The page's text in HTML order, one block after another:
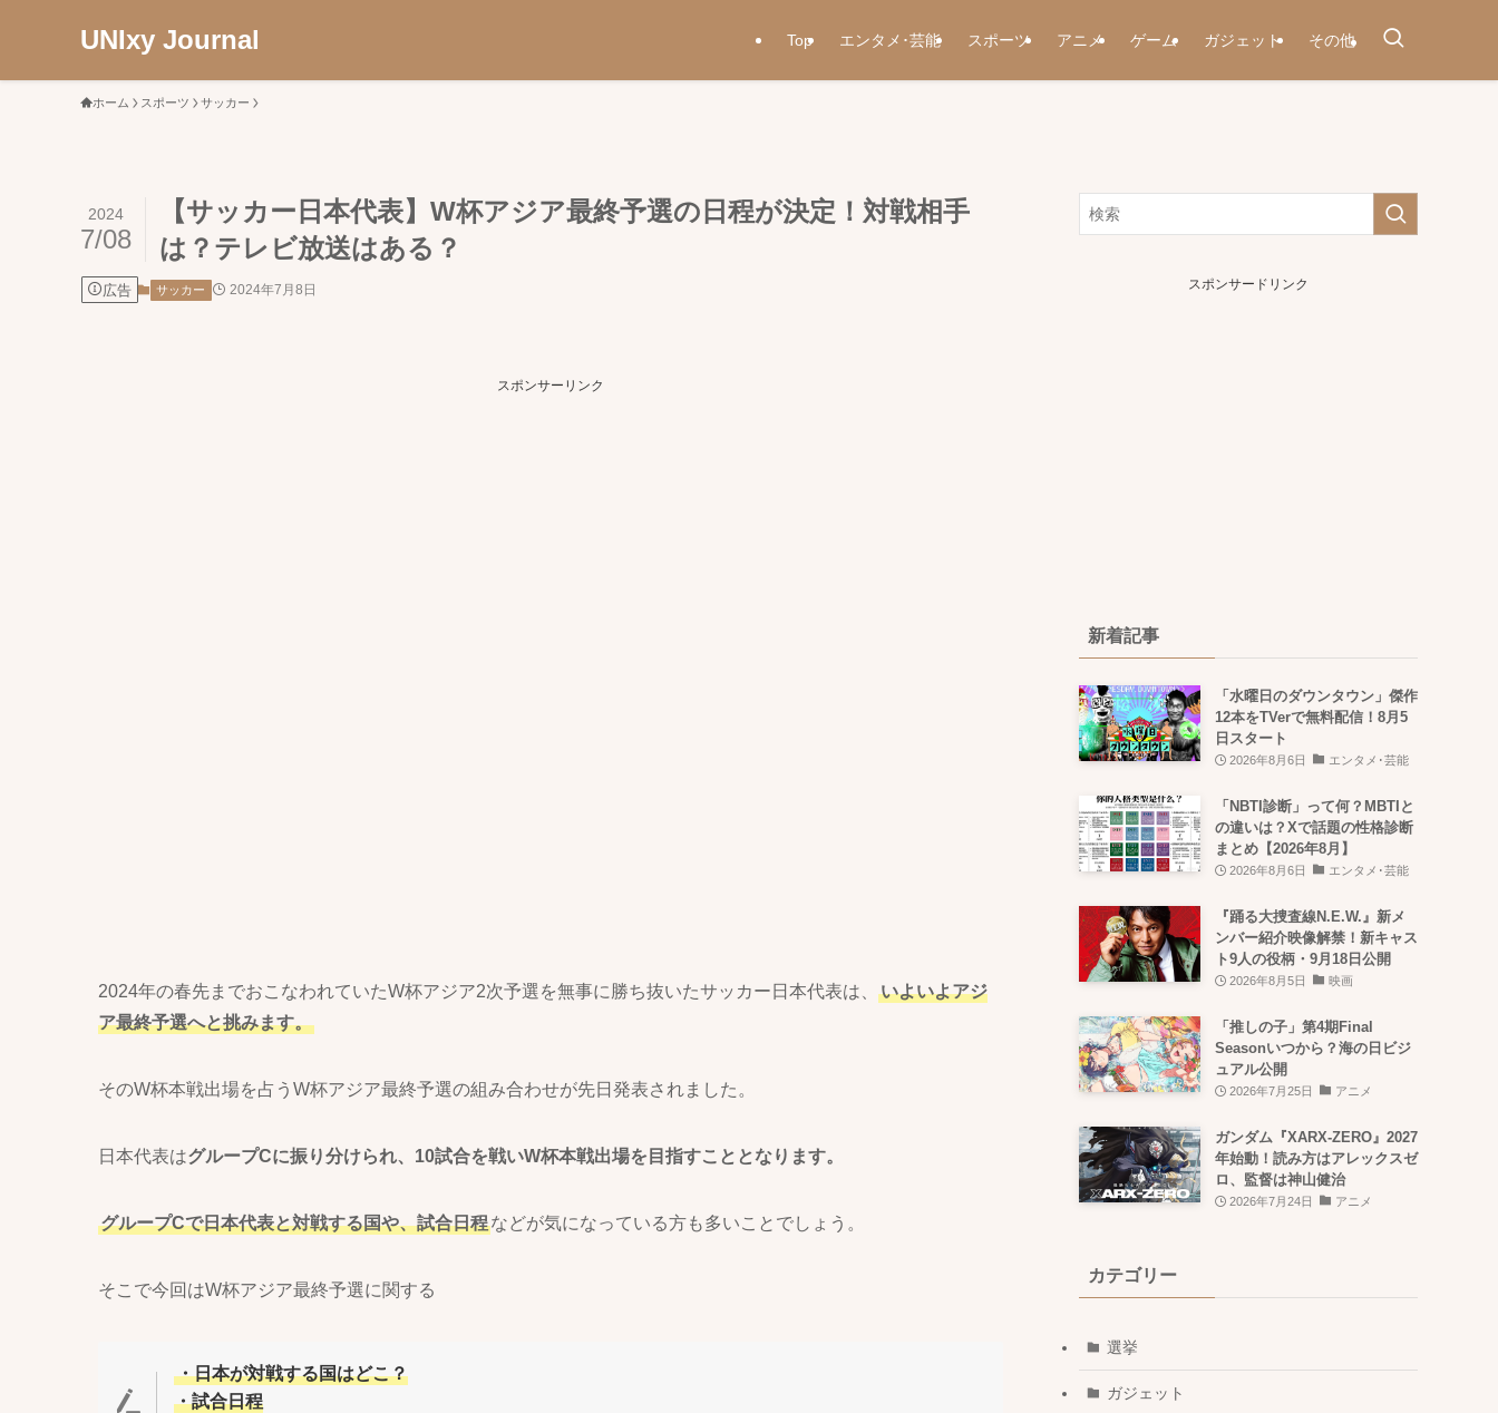
UNIxy Journal Top エンタメ･芸能 スポーツ アニメ ゲーム ガジェット その他
ホーム スポーツ サッカー
【サッカー日本代表】W杯アジア最終予選の日程が決定！対戦相手
は？テレビ放送はある？
2024
7/08
広告 サッカー 2024年7月8日
スポンサーリンク
2024年の春先までおこなわれていたW杯アジア2次予選を無事に勝ち抜いたサッカー日本代表は、
いよいよアジ
ア最終予選へと挑みます。
そのW杯本戦出場を占うW杯アジア最終予選の組み合わせが先日発表されました。
日本代表はグループCに振り分けられ、10試合を戦いW杯本戦出場を目指すこととなります。
グループCで日本代表と対戦する国や、試合日程などが気になっている方も多いことでしょう。
そこで今回はW杯アジア最終予選に関する
・日本が対戦する国はどこ？
・試合日程
スポンサードリンク
新着記事
「水曜日のダウンタウン」傑作
12本をTVerで無料配信！8月5
日スタート
2026年8月6日 エンタメ･芸能
「NBTI診断」って何？MBTIと
の違いは？Xで話題の性格診断
まとめ【2026年8月】
2026年8月6日 エンタメ･芸能
『踊る大捜査線N.E.W.』新メ
ンバー紹介映像解禁！新キャス
ト9人の役柄・9月18日公開
2026年8月5日 映画
「推しの子」第4期Final
Seasonいつから？海の日ビジ
ュアル公開
2026年7月25日 アニメ
ガンダム『XARX-ZERO』2027
年始動！読み方はアレックスゼ
ロ、監督は神山健治
2026年7月24日 アニメ
カテゴリー
選挙
ガジェット